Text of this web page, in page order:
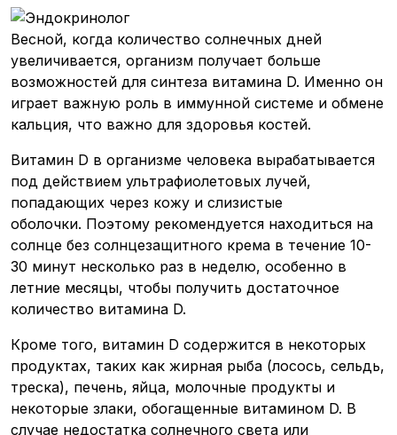
Весной, когда количество солнечных дней
увеличивается, организм получает больше
возможностей для синтеза витамина D. Именно он
играет важную роль в иммунной системе и обмене
кальция, что важно для здоровья костей.
Витамин D в организме человека вырабатывается
под действием ультрафиолетовых лучей,
попадающих через кожу и слизистые
оболочки. Поэтому рекомендуется находиться на
солнце без солнцезащитного крема в течение 10-
30 минут несколько раз в неделю, особенно в
летние месяцы, чтобы получить достаточное
количество витамина D.
Кроме того, витамин D содержится в некоторых
продуктах, таких как жирная рыба (лосось, сельдь,
треска), печень, яйца, молочные продукты и
некоторые злаки, обогащенные витамином D. В
случае недостатка солнечного света или